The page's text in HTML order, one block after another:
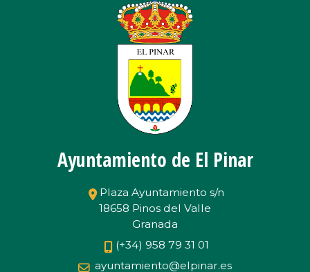
Ayuntamiento de El Pinar
Plaza Ayuntamiento s/n
18658 Pinos del Valle
Granada
(+34) 958 79 31 01
ayuntamiento@elpinar.es